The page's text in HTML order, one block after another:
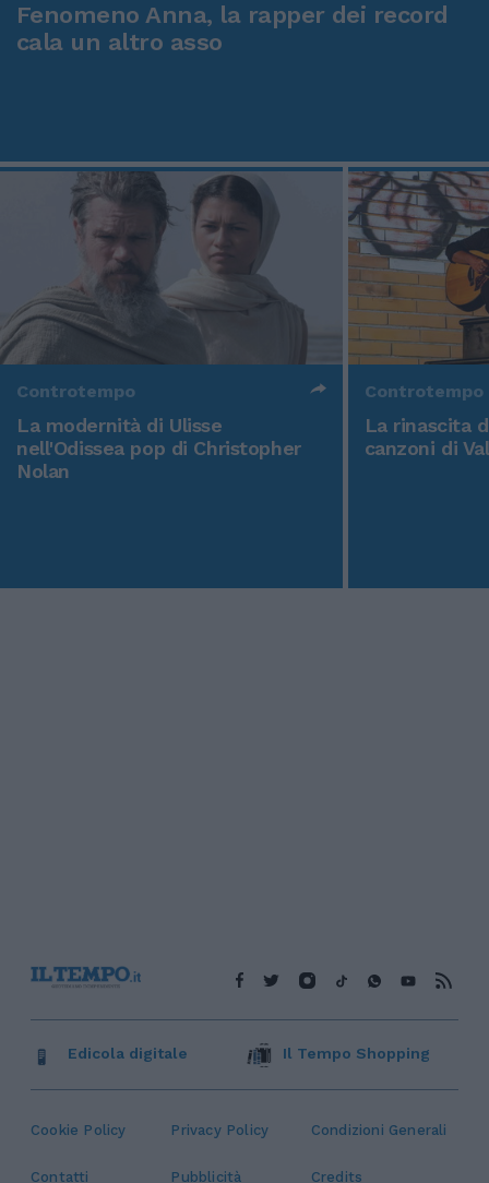
Fenomeno Anna, la rapper dei record
cala un altro asso
Controtempo
La modernità di Ulisse
nell'Odissea pop di Christopher
Nolan
Controtempo
La rinascita
canzoni di
Cookie Policy Privacy Policy Condizioni Generali
Contatti Pubblicità Credits
Edicola digitale Il Tempo Shopping